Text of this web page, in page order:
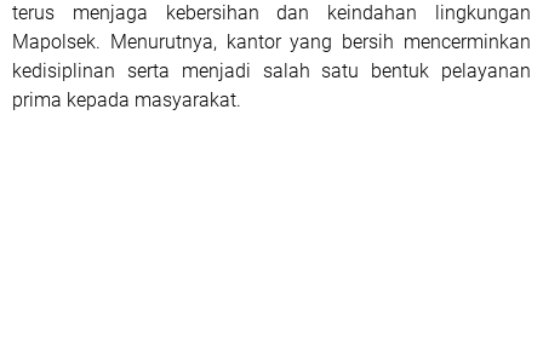
terus menjaga kebersihan dan keindahan lingkungan
Mapolsek. Menurutnya, kantor yang bersih mencerminkan
kedisiplinan serta menjadi salah satu bentuk pelayanan
prima kepada masyarakat.